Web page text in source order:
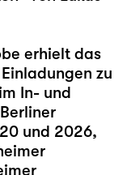
erhielt das
zu
In- und
und 2026,